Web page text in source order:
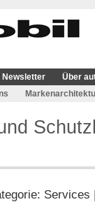
Newsletter
Über
Services